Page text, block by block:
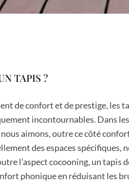
TAPIS ?
de confort et de prestige, les
incontournables. Dans
aimons, outre ce côté
des espaces spécifiques,
l’aspect cocooning, un tapis
phonique en réduisant les